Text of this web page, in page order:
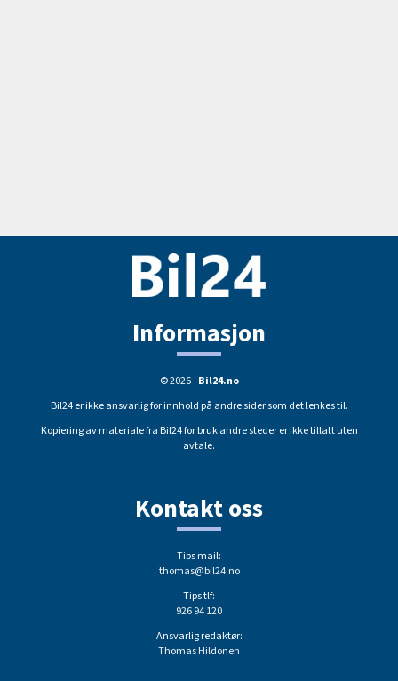
Informasjon
© 2026 -Bil24.no
Bil24 er ikke ansvarlig for innhold på andre sider som det lenkes til.
Kopiering av materiale fra Bil24 for bruk andre steder er ikke tillatt uten
avtale.
Kontakt oss
Tips mail:
thomas@bil24.no
Tips tlf:
926 94 120
Ansvarlig redaktør:
Thomas Hildonen